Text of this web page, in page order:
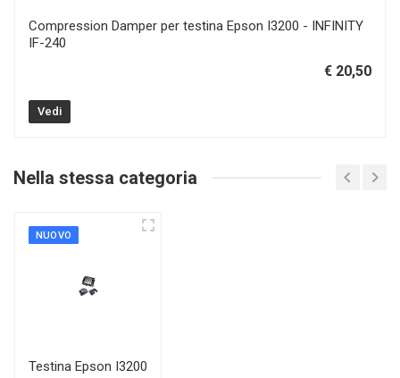
Compression Damper per testina Epson I3200 - INFINITY
IF-240
€ 20,50
Vedi
Nella stessa categoria
NUOVO
Testina Epson I3200